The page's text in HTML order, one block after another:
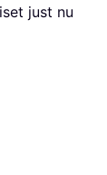
just nu